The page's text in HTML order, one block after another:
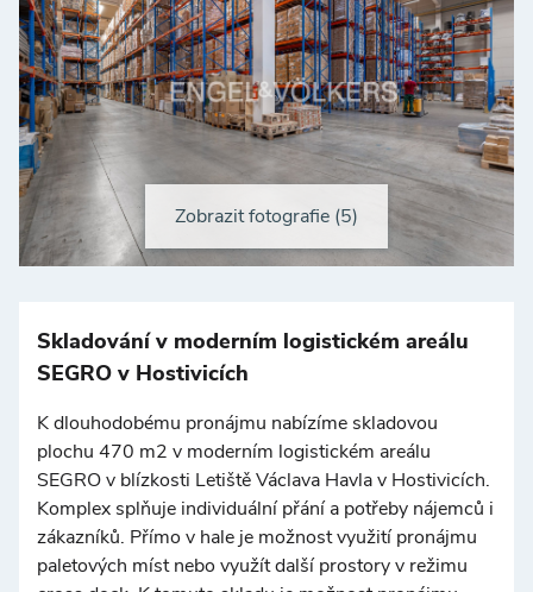
−
OpenStreetMap
Zobrazit fotografie (5)
Skladování v moderním logistickém areálu
SEGRO v Hostivicích
K dlouhodobému pronájmu nabízíme skladovou
plochu 470 m2 v moderním logistickém areálu
SEGRO v blízkosti Letiště Václava Havla v Hostivicích.
Komplex splňuje individuální přání a potřeby nájemců i
zákazníků. Přímo v hale je možnost využití pronájmu
paletových míst nebo využít další prostory v režimu